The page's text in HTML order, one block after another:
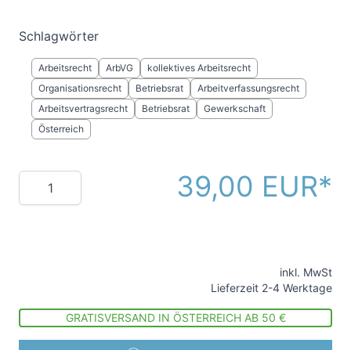
Schlagwörter
Arbeitsrecht ArbVG
kollektives Arbeitsrecht
Organisationsrecht
Betriebsrat
Arbeitverfassungsrecht
Arbeitsvertragsrecht
Betriebsrat
Gewerkschaft
Österreich
Menge 39,00 EUR
inkl. MwSt
Lieferzeit 2-4 Werktage
GRATISVERSAND IN ÖSTERREICH AB 50 €